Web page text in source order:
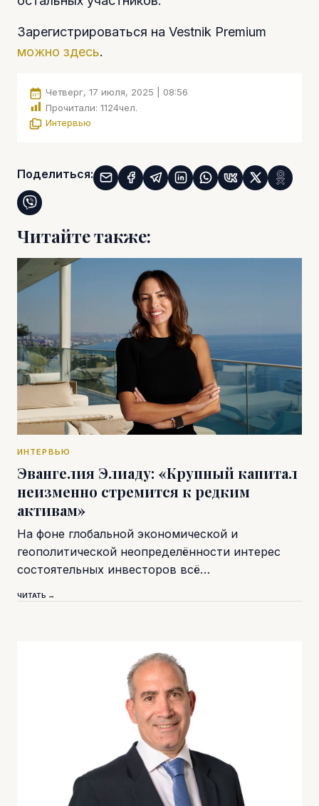
Зарегистрироваться на Vestnik Premium
можно здесь.
Четверг, 17 июля, 2025 | 08:56
Прочитали: 1124чел.
Интервью
Поделиться:
Читайте также:
ИНТЕРВЬЮ
Эвангелия Элиаду: «Крупный капитал
неизменно стремится к редким
активам»
На фоне глобальной экономической и
геополитической неопределённости интерес
состоятельных инвесторов всё…
ЧИТАТЬ →